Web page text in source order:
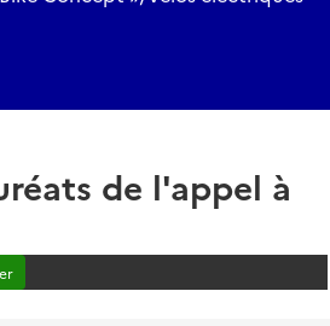
de l'appel à